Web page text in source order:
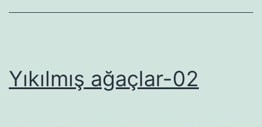
Yıkılmış ağaçlar-02